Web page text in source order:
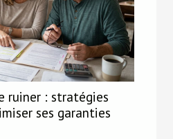
ruiner : stratégies
ses garanties